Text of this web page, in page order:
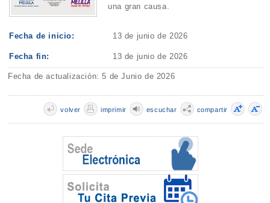
una gran causa.
Fecha de inicio: 13 de junio de 2026
Fecha fin: 13 de junio de 2026
Fecha de actualización: 5 de Junio de 2026
compartir
escuchar
imprimir
volver